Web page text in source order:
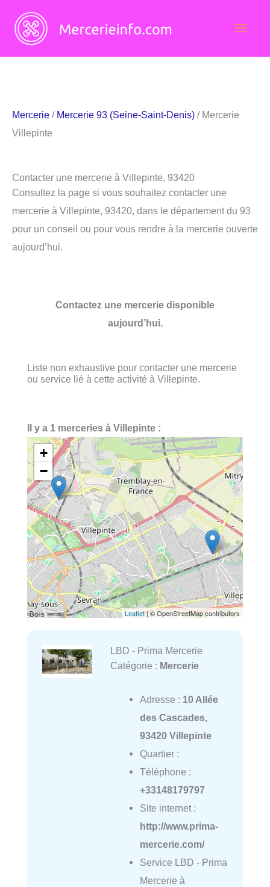
contenu
Mercerie / Mercerie 93 (Seine-Saint-Denis) / Mercerie
Villepinte
Contacter une mercerie à Villepinte, 93420
Consultez la page si vous souhaitez contacter une
mercerie à Villepinte, 93420, dans le département du 93
pour un conseil ou pour vous rendre à la mercerie ouverte
aujourd’hui.
Contactez une mercerie disponible
aujourd’hui.
Liste non exhaustive pour contacter une mercerie
ou service lié à cette activité à Villepinte.
Il y a 1 merceries à Villepinte :
+
−
Leaflet| © OpenStreetMap contributors
LBD - Prima Mercerie
Catégorie : Mercerie
Adresse : 10 Allée
des Cascades,
93420 Villepinte
Quartier :
Téléphone :
+33148179797
Site internet :
http://www.prima-
mercerie.com/
Service LBD - Prima
Mercerie à